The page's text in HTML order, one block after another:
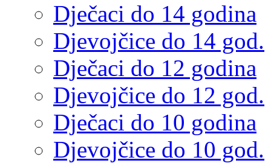
Dječaci do 14 godina
Djevojčice do 14 god.
Dječaci do 12 godina
Djevojčice do 12 god.
Dječaci do 10 godina
Djevojčice do 10 god.